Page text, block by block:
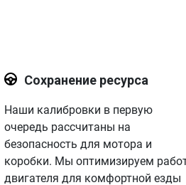
Сохранение ресурса
Наши калибровки в первую
очередь рассчитаны на
безопасность для мотора и
коробки. Мы оптимизируем
двигателя для комфортной езды